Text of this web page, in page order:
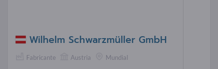
Wilhelm Schwarzmüller GmbH
Fabricante Austria Mundial